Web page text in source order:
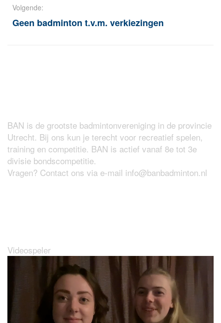
Volgende:
Geen badminton t.v.m. verkiezingen
BAN is de grootste badmintonvereniging in de provincie
Utrecht. Bij ons kun je terecht voor recreatief spelen,
training en competitie. BAN is actief vanaf 8e tot 3e
divisie bondscompetitie.
Vragen? Contact ons via e-mail info@banbadminton.nl
Videospeler